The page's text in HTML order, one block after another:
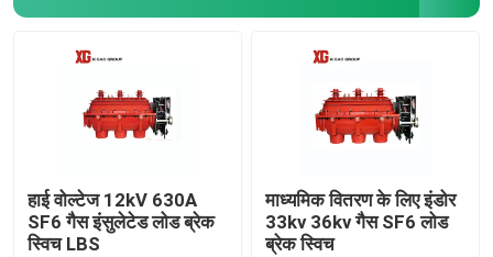
कॉम्पैक्ट ट्रांसफार्मर सबस्टेशन
हाई वोल्टेज 12kV 630A
SF6 गैस इंसुलेटेड लोड ब्रेक
स्विच LBS
माध्यमिक वितरण के लिए इंडोर
33kv 36kv गैस SF6 लोड
ब्रेक स्विच